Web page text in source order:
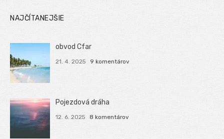
NAJČÍTANEJŠIE
obvod Cfar
21. 4. 2025 9 komentárov
Pojezdová dráha
12. 6. 2025 8 komentárov